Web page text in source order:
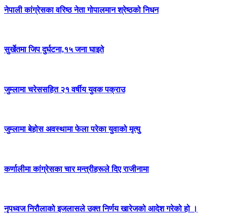
नेपाली कांग्रेसका वरिष्ठ नेता गोपालमान श्रेष्ठको निधन
सुर्खेतमा जिप दुर्घटना,१५ जना घाइते
जुम्लामा चरेससहित २१ वर्षीय युवक पक्राउ
जुम्लामा बेहोस अवस्थामा फेला परेका युवाको मृत्यु
कर्णालीमा कांग्रेसका चार मन्त्रीहरूले दिए राजीनामा
नृपध्वज निरौलाको इजलासले उक्त निर्णय खारेजको आदेश गरेको हो ।